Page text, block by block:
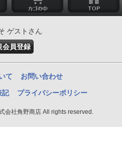
ゲストさん
会員登録
て お問い合わせ
記 プライバシーポリシー
会社角野商店 All rights reserved.